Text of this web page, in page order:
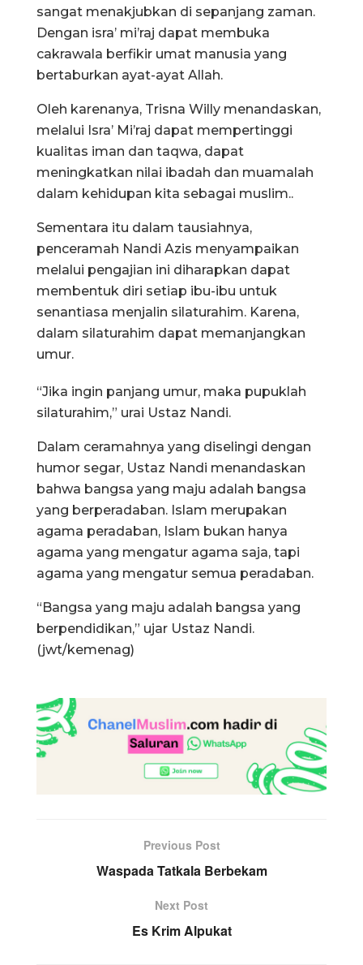
sangat menakjubkan di sepanjang zaman.
Dengan isra’ mi’raj dapat membuka
cakrawala berfikir umat manusia yang
bertaburkan ayat-ayat Allah.
Oleh karenanya, Trisna Willy menandaskan,
melalui Isra’ Mi’raj dapat mempertinggi
kualitas iman dan taqwa, dapat
meningkatkan nilai ibadah dan muamalah
dalam kehidupan kita sebagai muslim..
Sementara itu dalam tausiahnya,
penceramah Nandi Azis menyampaikan
melalui pengajian ini diharapkan dapat
membentuk diri setiap ibu-ibu untuk
senantiasa menjalin silaturahim. Karena,
dalam silaturahim dapat memanjangkan
umur.
“Jika ingin panjang umur, maka pupuklah
silaturahim,” urai Ustaz Nandi.
Dalam ceramahnya yang diselingi dengan
humor segar, Ustaz Nandi menandaskan
bahwa bangsa yang maju adalah bangsa
yang berperadaban. Islam merupakan
agama peradaban, Islam bukan hanya
agama yang mengatur agama saja, tapi
agama yang mengatur semua peradaban.
“Bangsa yang maju adalah bangsa yang
berpendidikan,” ujar Ustaz Nandi.
(jwt/kemenag)
Previous Post
Waspada Tatkala Berbekam
Next Post
Es Krim Alpukat